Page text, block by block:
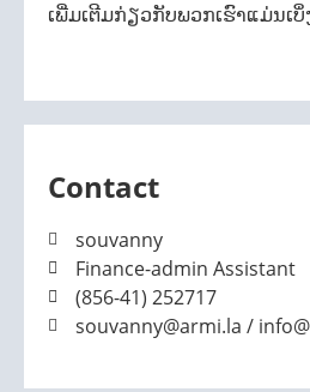
ເພີ່ມເຕີມກ່ຽວກັບພວກເຮົາແມ່ນເບິ່
Contact
souvanny
Finance-admin Assistant
(856-41) 252717
souvanny@armi.la /